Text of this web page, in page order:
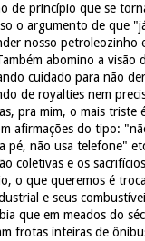
de princípio que se
o argumento de que
nosso petroleozinho
abomino a visão
cuidado para não
de royalties nem
pra mim, o mais triste
afirmações do tipo:
pé, não usa telefone"
coletivas e os
o que queremos é
e seus
que em meados do
frotas inteiras de